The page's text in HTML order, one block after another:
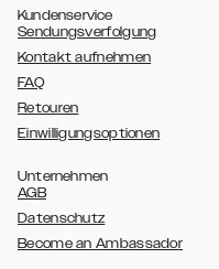
Kundenservice
Sendungsverfolgung
Kontakt aufnehmen
FAQ
Retouren
Einwilligungsoptionen
Unternehmen
AGB
Datenschutz
Become an Ambassador